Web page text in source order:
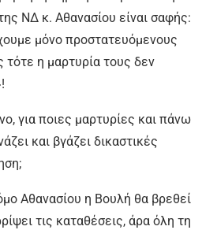
ΝΔ κ. Αθανασίου είναι σαφής:
μόνο προστατευόμενους
η μαρτυρία τους δεν
για ποιες μαρτυρίες και πάνω
και βγάζει δικαστικές
Αθανασίου η Βουλή θα βρεθεί
τις καταθέσεις, άρα όλη τη